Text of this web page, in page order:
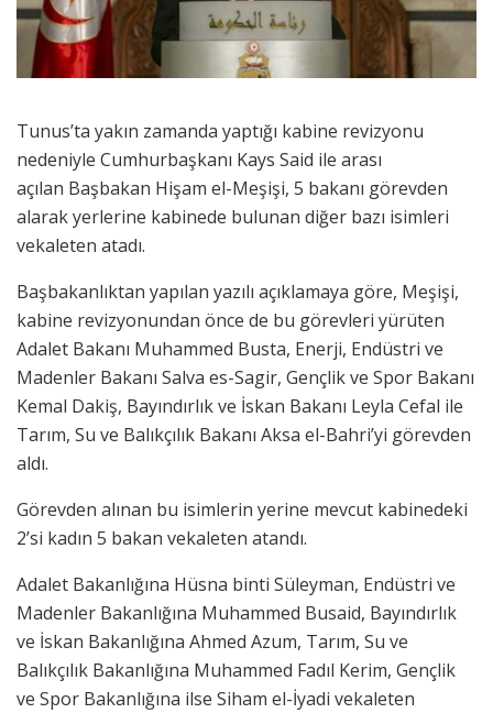
Tunus’ta yakın zamanda yaptığı kabine revizyonu
nedeniyle Cumhurbaşkanı Kays Said ile arası
açılan Başbakan Hişam el-Meşişi, 5 bakanı görevden
alarak yerlerine kabinede bulunan diğer bazı isimleri
vekaleten atadı.
Başbakanlıktan yapılan yazılı açıklamaya göre, Meşişi,
kabine revizyonundan önce de bu görevleri yürüten
Adalet Bakanı Muhammed Busta, Enerji, Endüstri ve
Madenler Bakanı Salva es-Sagir, Gençlik ve Spor Bakanı
Kemal Dakiş, Bayındırlık ve İskan Bakanı Leyla Cefal ile
Tarım, Su ve Balıkçılık Bakanı Aksa el-Bahri’yi görevden
aldı.
Görevden alınan bu isimlerin yerine mevcut kabinedeki
2’si kadın 5 bakan vekaleten atandı.
Adalet Bakanlığına Hüsna binti Süleyman, Endüstri ve
Madenler Bakanlığına Muhammed Busaid, Bayındırlık
ve İskan Bakanlığına Ahmed Azum, Tarım, Su ve
Balıkçılık Bakanlığına Muhammed Fadıl Kerim, Gençlik
ve Spor Bakanlığına ilse Siham el-İyadi vekaleten